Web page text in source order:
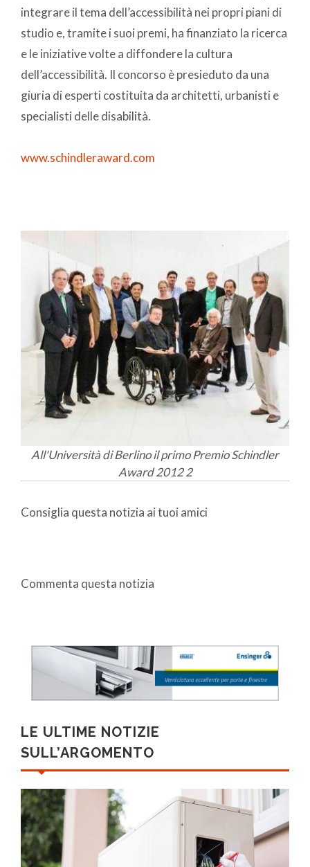
integrare il tema dell’accessibilità nei propri piani di
studio e, tramite i suoi premi, ha finanziato la ricerca
e le iniziative volte a diffondere la cultura
dell’accessibilità. Il concorso è presieduto da una
giuria di esperti costituita da architetti, urbanisti e
specialisti delle disabilità.
www.schindleraward.com
All'Università di Berlino il primo Premio Schindler
Award 2012 2
Consiglia questa notizia ai tuoi amici
Commenta questa notizia
LE ULTIME NOTIZIE
SULL’ARGOMENTO